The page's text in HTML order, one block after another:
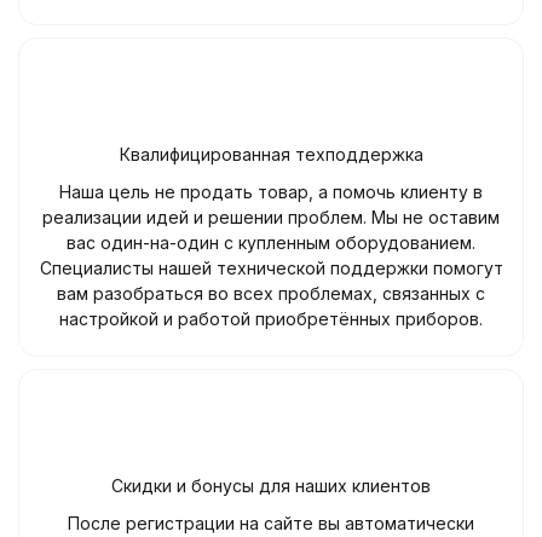
Квалифицированная техподдержка
Наша цель не продать товар, а помочь клиенту в
реализации идей и решении проблем. Мы не оставим
вас один-на-один с купленным оборудованием.
Специалисты нашей технической поддержки помогут
вам разобраться во всех проблемах, связанных с
настройкой и работой приобретённых приборов.
Скидки и бонусы для наших клиентов
После регистрации на сайте вы автоматически